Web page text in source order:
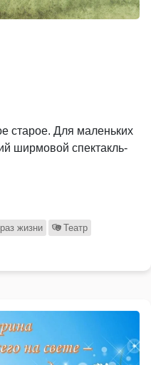
старое. Для маленьких
ширмовой спектакль-
жизни
Театр